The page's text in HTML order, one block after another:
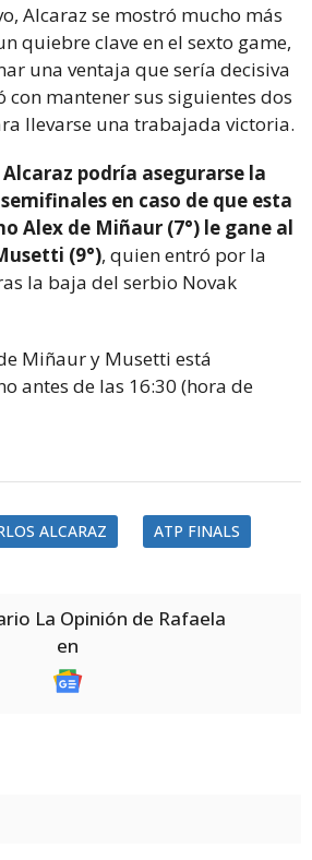
Alcaraz se mostró mucho más
quiebre clave en el sexto game,
una ventaja que sería decisiva
con mantener sus siguientes dos
llevarse una trabajada victoria.
Alcaraz podría asegurarse la
en caso de que esta
Alex de Miñaur (7°) le gane al
(9°), quien entró por la
la baja del serbio Novak
Miñaur y Musetti está
antes de las 16:30 (hora de
ALCARAZ ATP FINALS
La Opinión de Rafaela
en